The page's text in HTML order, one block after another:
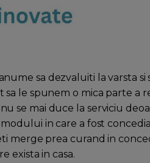
sa dezvaluiti la varsta si
le spunem o mica parte a
se mai duce la serviciu
in care a fost
merge prea curand in
exista in casa.